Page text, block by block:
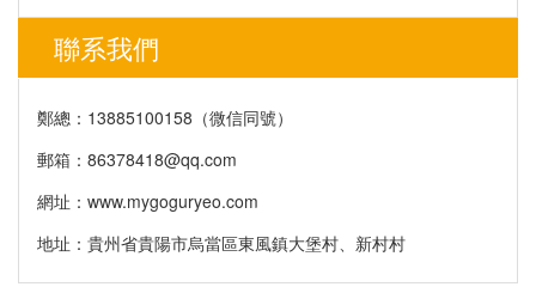
聯系我們
鄭總：13885100158（微信同號）
郵箱： 86378418@qq.com
網址：www.mygoguryeo.com
地址：貴州省貴陽市烏當區東風鎮大堡村、新村村